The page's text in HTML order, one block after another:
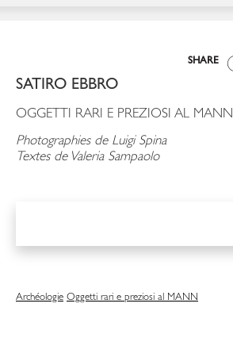
SHARE
SATIRO EBBRO
OGGETTI RARI E PREZIOSI AL MANN
Photographies de Luigi Spina
Textes de Valeria Sampaolo
Archéologie Oggetti rari e preziosi al MANN